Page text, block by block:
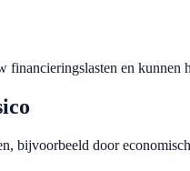
financieringslasten en
bijvoorbeeld door